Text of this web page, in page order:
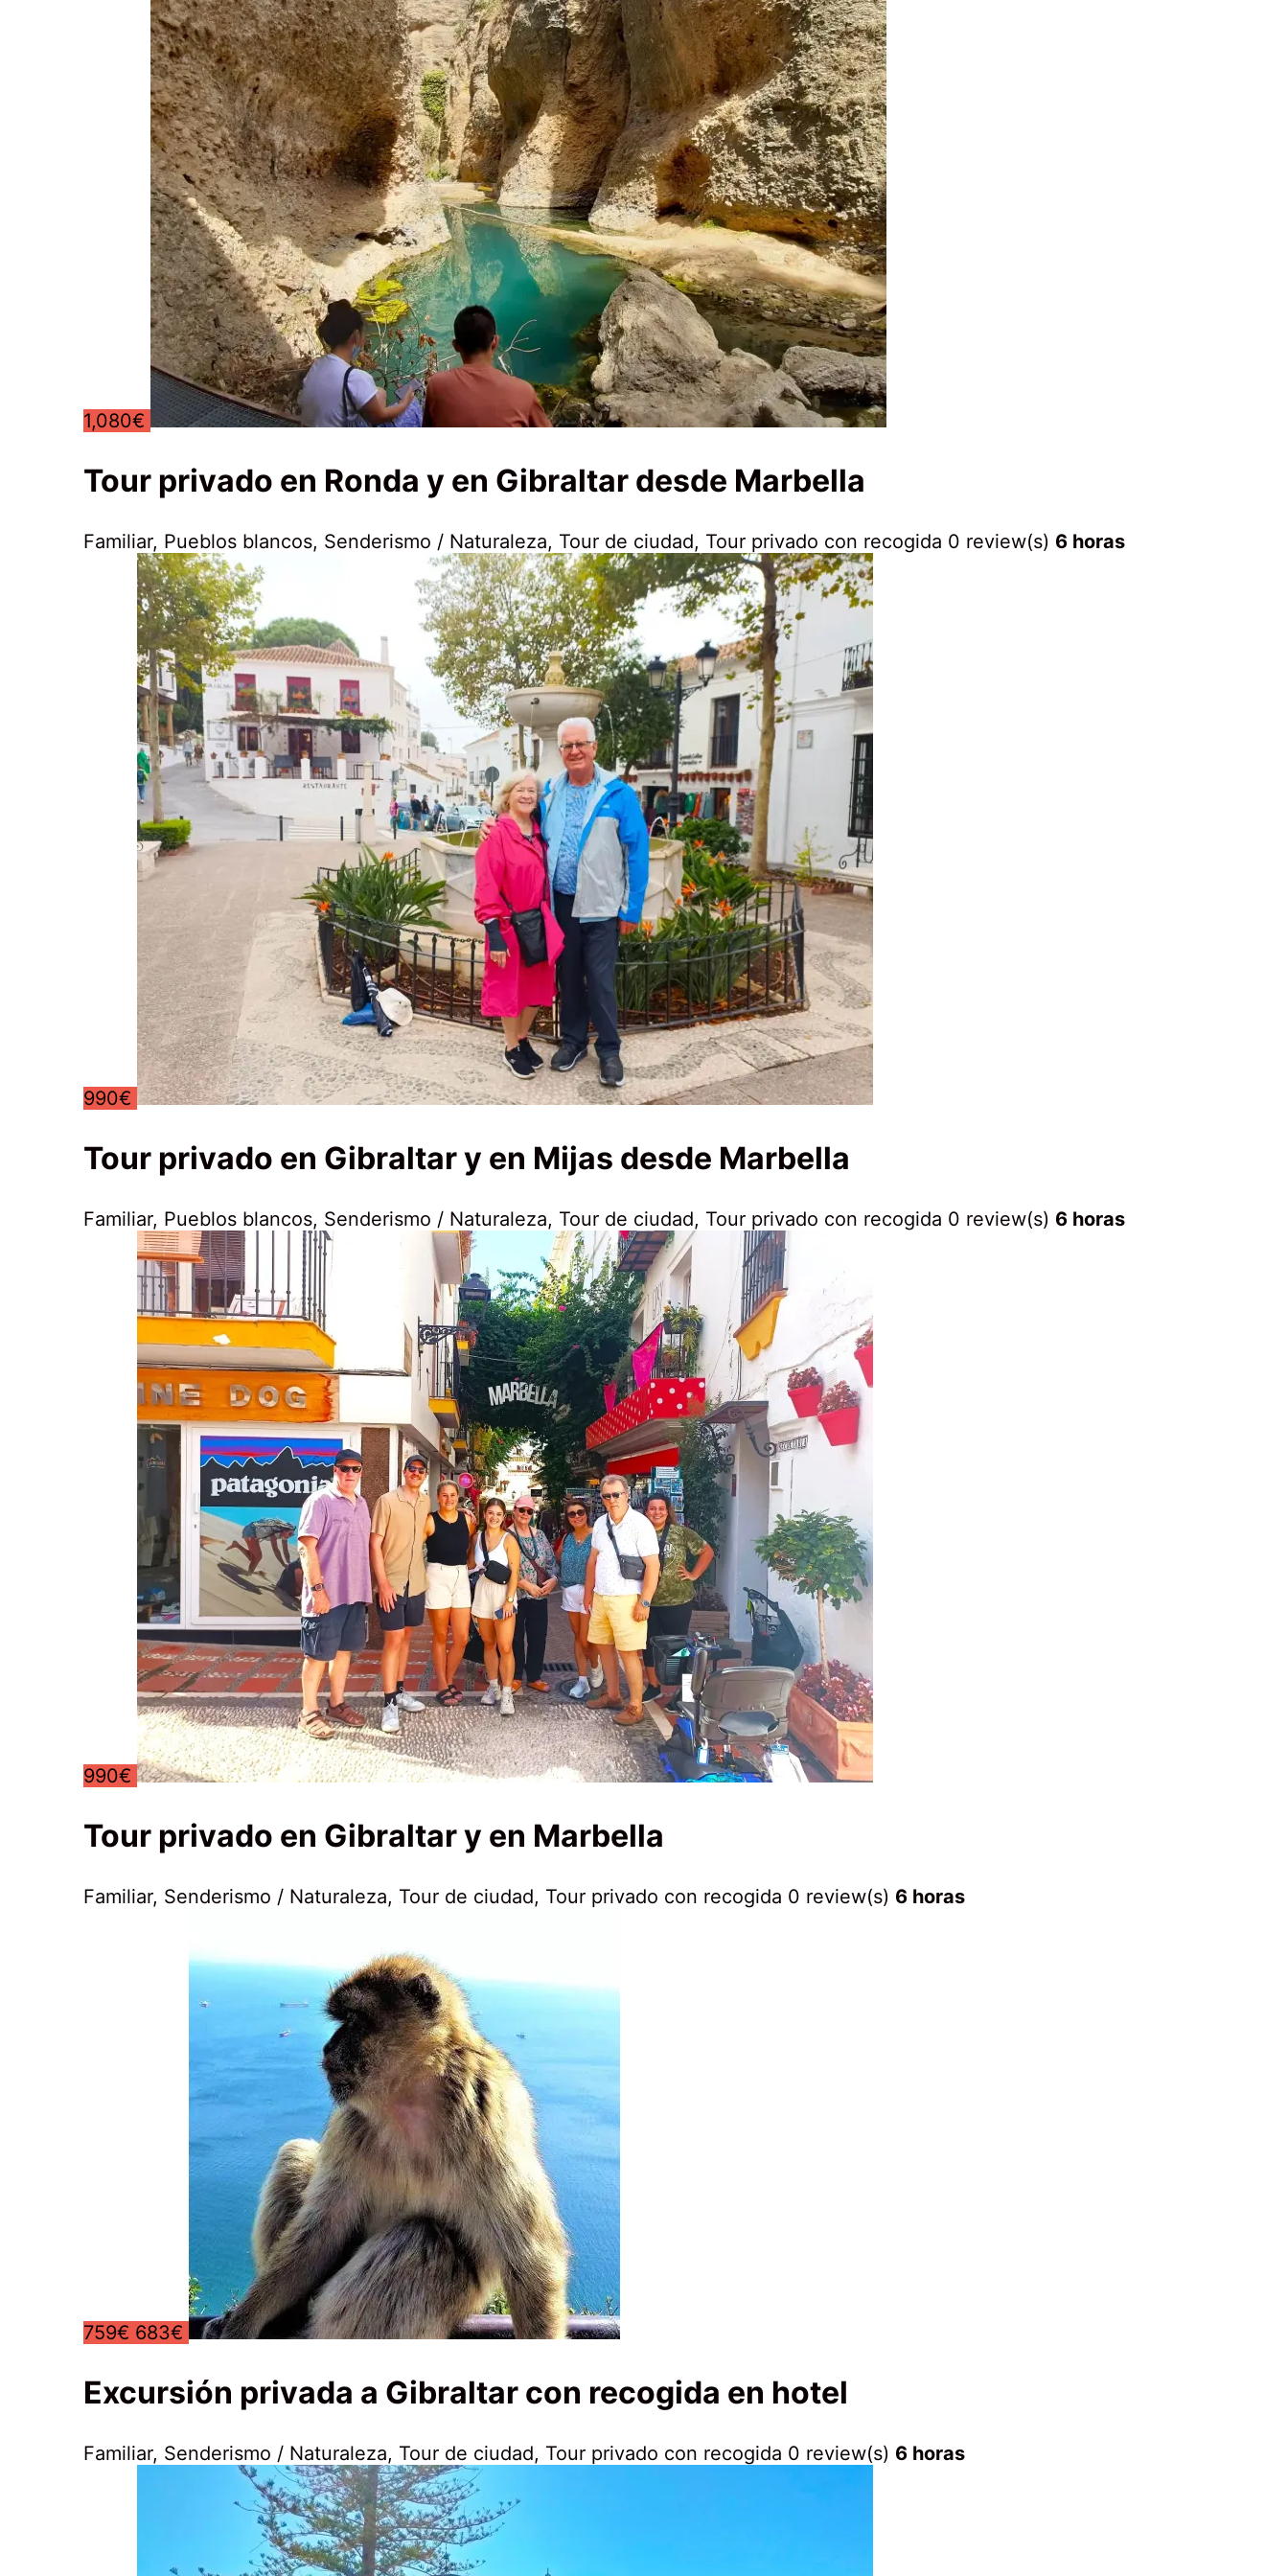
1,080€
Tour privado en Ronda y en Gibraltar desde Marbella
Familiar, Pueblos blancos, Senderismo / Naturaleza, Tour de ciudad, Tour privado con recogida 28
0 review(s) 6 horas
990€
Tour privado en Gibraltar y en Mijas desde Marbella
Familiar, Pueblos blancos, Senderismo / Naturaleza, Tour de ciudad, Tour privado con recogida 28
0 review(s) 6 horas
990€
Tour privado en Gibraltar y en Marbella
Familiar, Senderismo / Naturaleza, Tour de ciudad, Tour privado con recogida 28
0 review(s) 6 horas
759€ 683€
Excursión privada a Gibraltar con recogida en hotel
Familiar, Senderismo / Naturaleza, Tour de ciudad, Tour privado con recogida 28
0 review(s) 6 horas